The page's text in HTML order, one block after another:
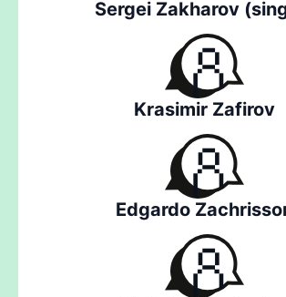
Sergei Zakharov
Krasimir Zafirov
Edgardo